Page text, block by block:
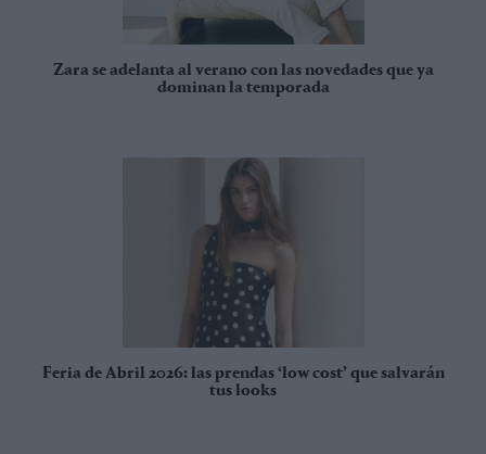
Zara se adelanta al verano con las novedades que ya
dominan la temporada
Feria de Abril 2026: las prendas ‘low cost’ que salvarán
tus looks